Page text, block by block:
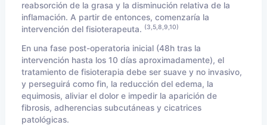
reabsorción de la grasa y la disminución relativa de la
inflamación. A partir de entonces, comenzaría la
intervención del fisioterapeuta. (3,5,8,9,10)
En una fase post-operatoria inicial (48h tras la
intervención hasta los 10 días aproximadamente), el
tratamiento de fisioterapia debe ser suave y no invasivo,
y perseguirá como fin, la reducción del edema, la
equimosis, aliviar el dolor e impedir la aparición de
fibrosis, adherencias subcutáneas y cicatrices
patológicas.